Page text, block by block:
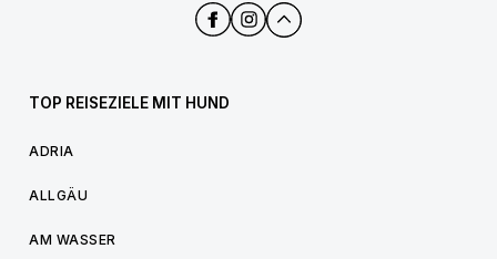
TOP REISEZIELE MIT HUND
ADRIA
ALLGÄU
AM WASSER